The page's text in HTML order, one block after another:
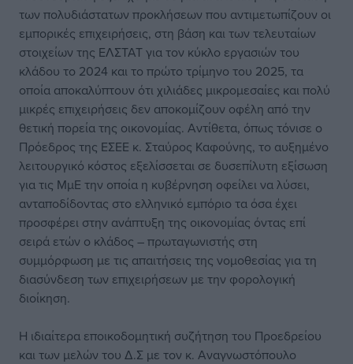
των πολυδιάστατων προκλήσεων που αντιμετωπίζουν οι
εμπορικές επιχειρήσεις, στη βάση και των τελευταίων
στοιχείων της ΕΛΣΤΑΤ για τον κύκλο εργασιών του
κλάδου το 2024 και το πρώτο τρίμηνο του 2025, τα
οποία αποκαλύπτουν ότι χιλιάδες μικρομεσαίες και πολύ
μικρές επιχειρήσεις δεν αποκομίζουν οφέλη από την
θετική πορεία της οικονομίας. Αντίθετα, όπως τόνισε ο
Πρόεδρος της ΕΣΕΕ κ. Σταύρος Καφούνης, το αυξημένο
λειτουργικό κόστος εξελίσσεται σε δυσεπίλυτη εξίσωση
για τις ΜμΕ την οποία η κυβέρνηση οφείλει να λύσει,
ανταποδίδοντας στο ελληνικό εμπόριο τα όσα έχει
προσφέρει στην ανάπτυξη της οικονομίας όντας επί
σειρά ετών ο κλάδος – πρωταγωνιστής στη
συμμόρφωση με τις απαιτήσεις της νομοθεσίας για τη
διασύνδεση των επιχειρήσεων με την φορολογική
διοίκηση.
Η ιδιαίτερα εποικοδομητική συζήτηση του Προεδρείου
και των μελών του Δ.Σ με τον κ. Αναγνωστόπουλο